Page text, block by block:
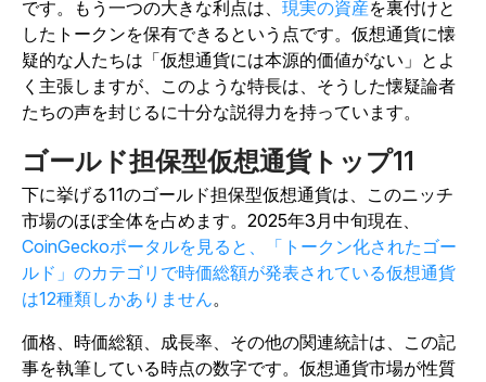
です。もう一つの大きな利点は、 現実の資産を裏付けと
したトークンを保有できるという点です。仮想通貨に懐
疑的な人たちは「仮想通貨には本源的価値がない」とよ
く主張しますが、このような特長は、そうした懐疑論者
たちの声を封じるに十分な説得力を持っています。
ゴールド担保型仮想通貨トップ11
下に挙げる11のゴールド担保型仮想通貨は、このニッチ
市場のほぼ全体を占めます。2025年3月中旬現在、
CoinGeckoポータルを見ると、「トークン化されたゴー
ルド」のカテゴリで時価総額が発表されている仮想通貨
は12種類しかありません。
価格、時価総額、成長率、その他の関連統計は、この記
事を執筆している時点の数字です。仮想通貨市場が性質